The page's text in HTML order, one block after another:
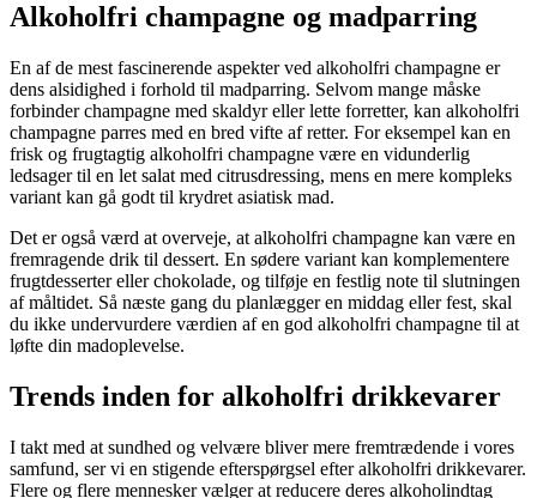
Alkoholfri champagne og madparring
En af de mest fascinerende aspekter ved alkoholfri champagne er
dens alsidighed i forhold til madparring. Selvom mange måske
forbinder champagne med skaldyr eller lette forretter, kan alkoholfri
champagne parres med en bred vifte af retter. For eksempel kan en
frisk og frugtagtig alkoholfri champagne være en vidunderlig
ledsager til en let salat med citrusdressing, mens en mere kompleks
variant kan gå godt til krydret asiatisk mad.
Det er også værd at overveje, at alkoholfri champagne kan være en
fremragende drik til dessert. En sødere variant kan komplementere
frugtdesserter eller chokolade, og tilføje en festlig note til slutningen
af måltidet. Så næste gang du planlægger en middag eller fest, skal
du ikke undervurdere værdien af en god alkoholfri champagne til at
løfte din madoplevelse.
Trends inden for alkoholfri drikkevarer
I takt med at sundhed og velvære bliver mere fremtrædende i vores
samfund, ser vi en stigende efterspørgsel efter alkoholfri drikkevarer.
Flere og flere mennesker vælger at reducere deres alkoholindtag